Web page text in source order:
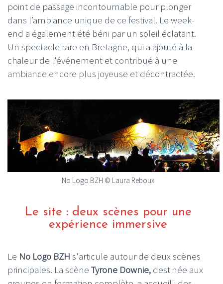
point de passage incontournable pour plonger
dans l’ambiance unique de ce festival. Le week-
end a également été béni par un soleil éclatant.
Un spectacle rare en Bretagne, qui a ajouté à la
chaleur de l'événement et contribué à une
ambiance encore plus joyeuse et décontractée.
No Logo BZH © Laura Reboux
Le site : deux scènes pour une
expérience immersive
Le No Logo BZH s'articule autour de deux scènes
principales. La scène Tyrone Downie, destinée aux